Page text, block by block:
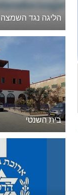
הליגה נגד השמצה
בית השנטי